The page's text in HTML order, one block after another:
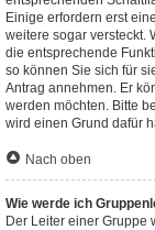
Einige erfordern erst
weitere sogar versteckt.
die entsprechende
so können Sie sich für
Antrag annehmen. Er
werden möchten. Bitte
wird einen Grund dafür
Nach oben
Wie werde ich
Der Leiter einer Gruppe